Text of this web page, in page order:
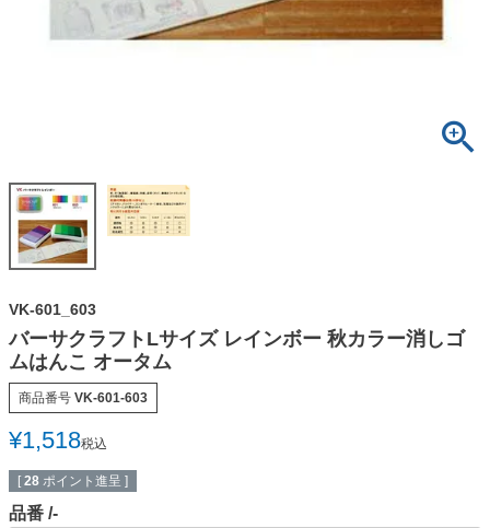
VK-601_603
バーサクラフトLサイズ レインボー 秋カラー消しゴ
ムはんこ オータム
商品番号 VK-601-603
¥1,518税込
[ 28 ポイント進呈 ]
品番 -